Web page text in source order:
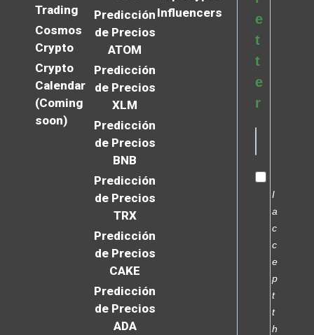
Trading
Cosmos
Crypto
Crypto
Calendar
(Coming
soon)
Predicción
de Precios
ATOM
Predicción
de Precios
XLM
Predicción
de Precios
BNB
Predicción
de Precios
TRX
Predicción
de Precios
CAKE
Predicción
de Precios
ADA
Influencers
e
t
t
e
r
I
a
c
c
e
p
t
t
h